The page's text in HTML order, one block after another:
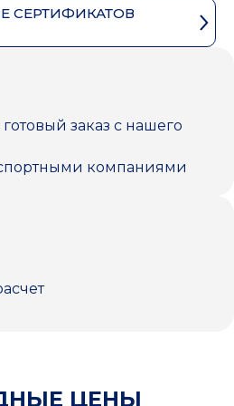
СЕРТИФИКАТОВ
заказ с нашего
компаниями
ЦЕНЫ